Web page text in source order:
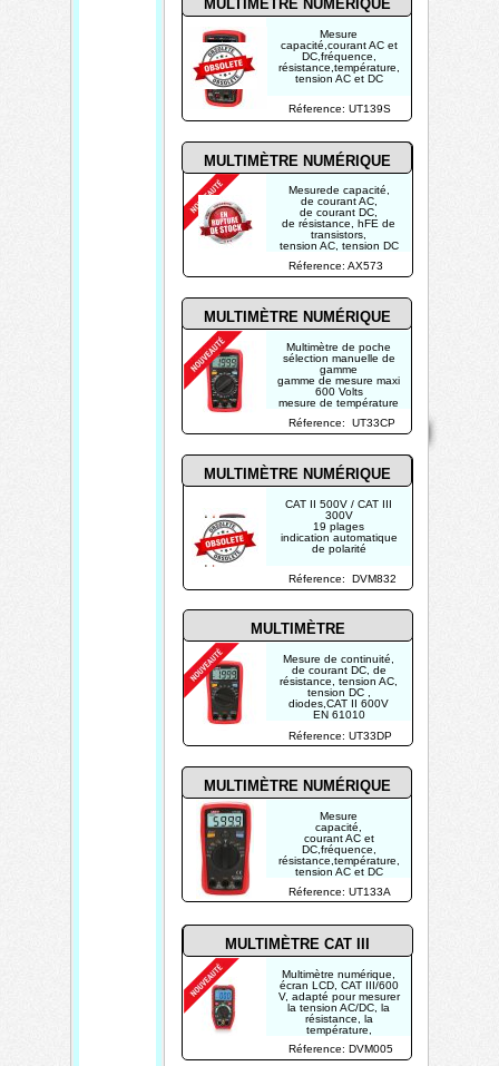
Copyright 2026
Mis à jour le
05/08/2026
Créé par
Contact
Home
MULTIMÈTRE NUMÉRIQUE
Mesure
capacité,courant AC et
DC,fréquence,
résistance,température,
tension AC et DC
Réference: UT139S
Réference: AX573
Mesurede capacité,
de courant AC,
de courant DC,
de résistance, hFE de
transistors,
tension AC, tension DC
MULTIMÈTRE NUMÉRIQUE
Réference: UT33CP
Multimètre de poche
sélection manuelle de
gamme
gamme de mesure maxi
600 Volts
mesure de température
MULTIMÈTRE NUMÉRIQUE
Réference: UT33DP
Mesure de continuité,
de courant DC, de
résistance, tension AC,
tension DC ,
diodes,CAT II 600V
EN 61010
MULTIMÈTRE
Réference: DVM832
CAT II 500V / CAT III
300V
19 plages
indication automatique
de polarité
MULTIMÈTRE NUMÉRIQUE
MULTIMÈTRE CAT
Multimètre numérique,
écran LCD, CAT III/600
V, adapté pour mesurer
la tension AC/DC, la
résistance, la
température,
Réference: DVM005
MULTIMÈTRE NUMÉRIQUE
Mesure
capacité,
courant AC et
DC,fréquence,
résistance,température,
tension AC et DC
Réference: UT133A